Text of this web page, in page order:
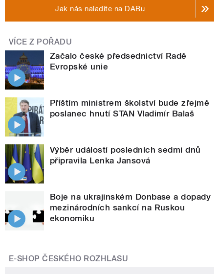
Jak nás naladíte na DABu
VÍCE Z POŘADU
Začalo české předsednictví Radě
Evropské unie
Příštím ministrem školství bude zřejmě
poslanec hnutí STAN Vladimír Balaš
Výběr událostí posledních sedmi dnů
připravila Lenka Jansová
Boje na ukrajinském Donbase a dopady
mezinárodních sankcí na Ruskou
ekonomiku
E-SHOP ČESKÉHO ROZHLASU